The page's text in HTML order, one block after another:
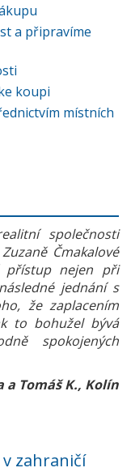
a připravíme
koupi
místních
společnosti
Čmakalové
přístup nejen při
jednání s
že zaplacením
to bohužel bývá
spokojených
a Tomáš K., Kolín
zahraničí